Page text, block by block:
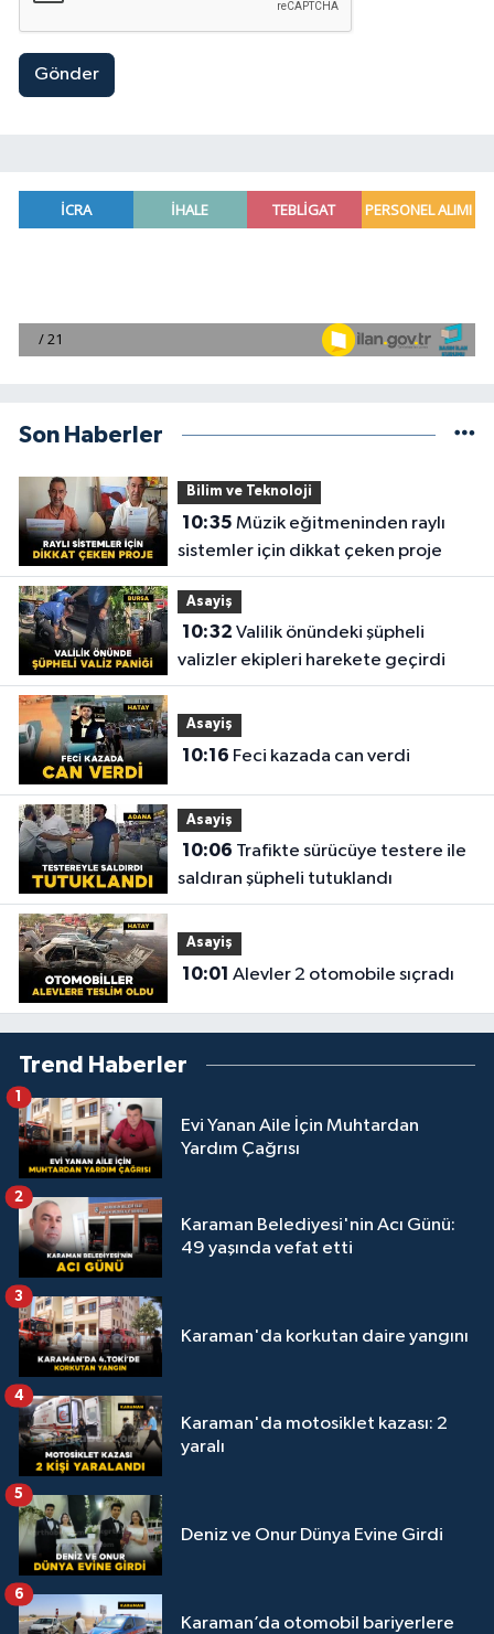
Gönder
Son Haberler
Bilim ve Teknoloji
10:35
sistemler için dikkat çeken proje
Asayiş
10:32
valizler ekipleri harekete geçirdi
Asayiş
10:16 Feci kazada can verdi
Asayiş
10:06
saldıran şüpheli tutuklandı
Asayiş
10:01 Alevler 2 otomobile sıçradı
Trend Haberler
Evi Yanan Aile İçin Muhtardan
Yardım Çağrısı
1
Karaman Belediyesi'nin Acı Günü:
49 yaşında vefat etti
2
Karaman'da korkutan daire yangını
3
Karaman'da motosiklet kazası: 2
yaralı
4
Deniz ve Onur Dünya Evine Girdi
5
Karaman’da otomobil bariyerlere
6